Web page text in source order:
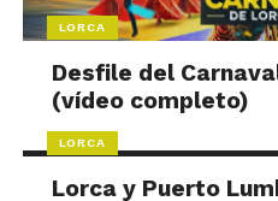
LORCA
Desfile del
(vídeo completo)
LORCA
Lorca y Puerto